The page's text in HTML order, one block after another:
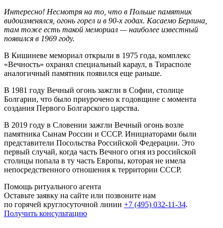
Интересно! Несмотря на то, что в Польше памятник
видоизменялся, огонь горел и в 90-х годах. Касаемо Берлина,
там тоже есть такой мемориал — наиболее известный
появился в 1969 году.
В Кишиневе мемориал открыли в 1975 года, комплекс
«Вечность» охранял специальный караул, в Тирасполе
аналогичный памятник появился еще раньше.
В 1981 году Вечный огонь зажгли в Софии, столице
Болгарии, что было приурочено к годовщине с момента
создания Первого Болгарского царства.
В 2019 году в Словении зажгли Вечный огонь возле
памятника Сынам России и СССР. Инициаторами были
представители Посольства Российской Федерации. Это
первый случай, когда часть Вечного огня из российской
столицы попала в ту часть Европы, которая не имела
непосредственного отношения к территории СССР.
Помощь ритуального агента
Оставьте заявку на сайте или позвоните нам
по горячей круглосуточной линии +7 (495) 032-11-34.
Получить консультацию